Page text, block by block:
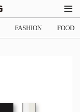
FASHION FOOD